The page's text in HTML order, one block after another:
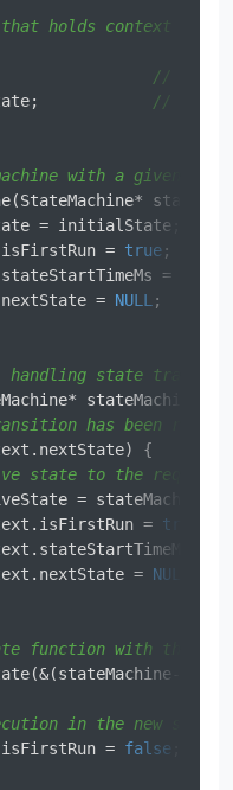
holds context and
context;
//
//
with a given
(StateMachine*
= initialState;
=
true
=
=
NULL
handling state
stateMachine)
has been
{
state to the
= stateMachine-
=
true
=
NULL
function with the
in the new
=
false